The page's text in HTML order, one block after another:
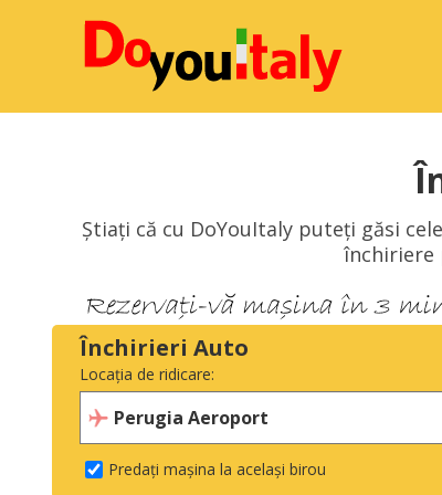
Știați că cu DoYouItaly puteți găsi
închiriere
Închirieri Auto
Locația de ridicare:
Predați mașina la același birou